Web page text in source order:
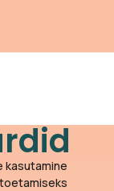
kasutamine